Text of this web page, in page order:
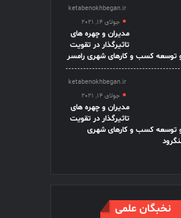
ketabenokhbegan.ir
جولای 14, 2021
مدیران و چهره های
تاثیرگذار در تقویت
توسعه کسب و کارهای شهری رامسر
ketabenokhbegan.ir
جولای 14, 2021
مدیران و چهره های
تاثیرگذار در تقویت
توسعه کسب و کارهای شهری
نخبگان علمی